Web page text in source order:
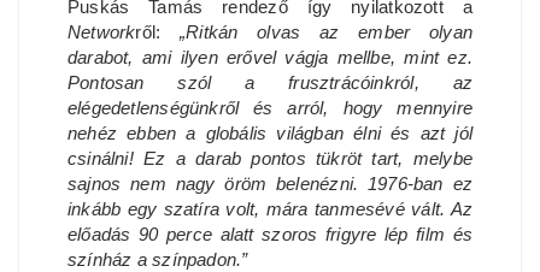
Puskás Tamás rendező így nyilatkozott a
Networkről:„Ritkán olvas az ember olyan
darabot, ami ilyen erővel vágja mellbe, mint ez.
Pontosan szól a frusztrácóinkról, az
elégedetlenségünkről és arról, hogy mennyire
nehéz ebben a globális világban élni és azt jól
csinálni! Ez a darab pontos tükröt tart, melybe
sajnos nem nagy öröm belenézni. 1976-ban ez
inkább egy szatíra volt, mára tanmesévé vált. Az
előadás 90 perce alatt szoros frigyre lép film és
színház a színpadon.”